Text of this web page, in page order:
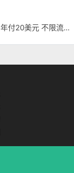
DediOne 新增洛杉矶CMIN2线路VPS年付20美元 不限流量